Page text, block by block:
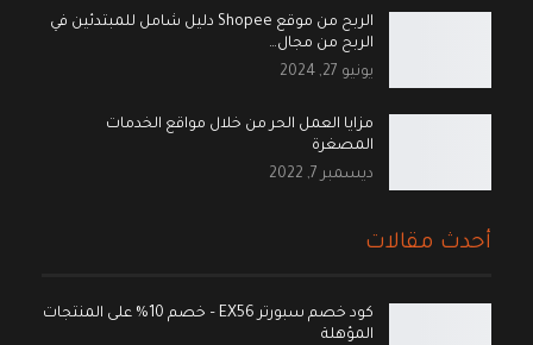
الربح من موقع Shopee دليل شامل للمبتدئين في
الربح من مجال…
يونيو 27, 2024
مزايا العمل الحر من خلال مواقع الخدمات
المصغرة
ديسمبر 7, 2022
أحدث مقالات
كود خصم سبورتر EX56 – خصم 10% على المنتجات
المؤهلة